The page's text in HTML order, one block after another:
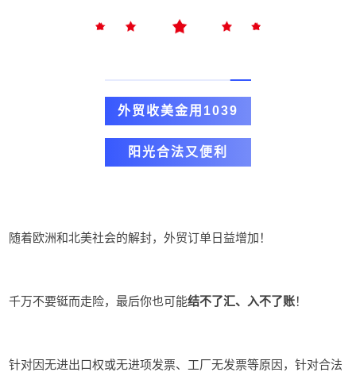
外贸收美金用 1039
阳光合法又便利
随着欧洲和北美社会的解封，外贸订单日益增加！
千万不要铤而走险，最后你也可能结不了汇、入不了账！
针对因无进出口权或无进项发票、工厂无发票等原因，针对合法